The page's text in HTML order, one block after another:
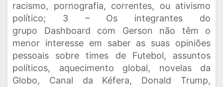
racismo, pornografia, correntes, ou ativismo
político; 3 – Os integrantes do
grupo Dashboard com Gerson não têm o
menor interesse em saber as suas opiniões
pessoais sobre times de Futebol, assuntos
políticos, aquecimento global, novelas da
Globo, Canal da Kéfera, Donald Trump,